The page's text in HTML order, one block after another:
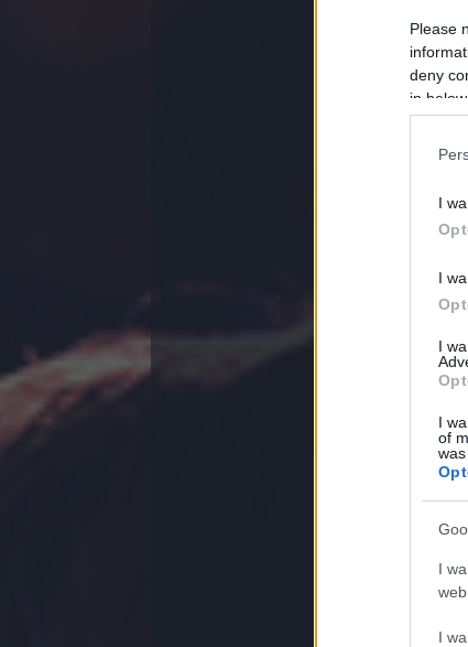
Please
deny
in
I
I
I
I
of
was
I
I
A 80-as
RITKÁN
Az tuti,
évesen
is